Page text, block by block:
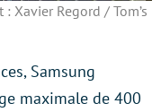
Xavier Regord / Tom’s
Samsung
maximale de 400